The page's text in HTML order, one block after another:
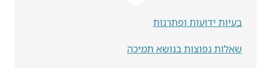
בעיות ידועות ופתרנות
שאלות נפוצות בנושא תמיכה